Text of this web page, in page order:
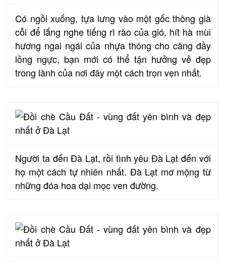
Có ngồi xuống, tựa lưng vào một gốc thông già
cỗi để lắng nghe tiếng rì rào của gió, hít hà mùi
hương ngai ngái của nhựa thông cho căng đầy
lồng ngực, bạn mới có thể tận hưởng vẻ đẹp
trong lành của nơi đây một cách trọn vẹn nhất.
Người ta đến Đà Lạt, rồi tình yêu Đà Lạt đến với
họ một cách tự nhiên nhất. Đà Lạt mơ mộng từ
những đóa hoa dại mọc ven đường.